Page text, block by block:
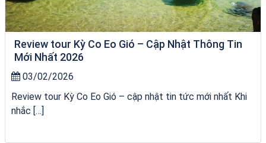
Review tour Kỳ Co Eo Gió – Cập Nhật Thông Tin
Mới Nhất 2026
03/02/2026
Review tour Kỳ Co Eo Gió – cập nhật tin tức mới nhất Khi
nhắc […]